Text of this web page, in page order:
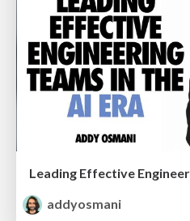
Leading Effective
addyosmani